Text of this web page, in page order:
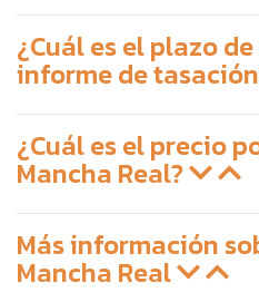
¿Cuál es el plazo
informe de
¿Cuál es el precio
Mancha Real?
Más información
Mancha Real